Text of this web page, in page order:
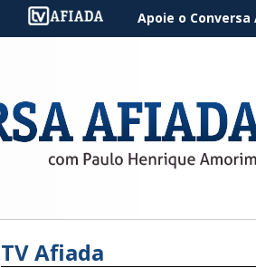
Apoie o Conversa
TV Afiada